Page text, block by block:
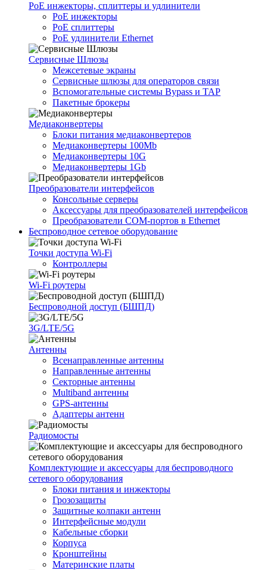
PoE инжекторы, сплиттеры и удлинители
PoE инжекторы
PoE сплиттеры
PoE удлинители Ethernet
Сервисные Шлюзы
Межсетевые экраны
Сервисные шлюзы для операторов связи
Вспомогательные системы Bypass и TAP
Пакетные брокеры
Медиаконвертеры
Блоки питания медиаконвертеров
Медиаконвертеры 100Mb
Медиаконвертеры 10G
Медиаконвертеры 1Gb
Преобразователи интерфейсов
Консольные серверы
Аксессуары для преобразователей интерфейсов
Преобразователи COM-портов в Ethernet
Беспроводное сетевое оборудование
Точки доступа Wi-Fi
Контроллеры
Wi-Fi роутеры
Беспроводной доступ (БШПД)
3G/LTE/5G
Антенны
Всенаправленные антенны
Направленные антенны
Секторные антенны
Multiband антенны
GPS-антенны
Адаптеры антенн
Радиомосты
Комплектующие и аксессуары для беспроводного
сетевого оборудования
Блоки питания и инжекторы
Грозозащиты
Защитные колпаки антенн
Интерфейсные модули
Кабельные сборки
Корпуса
Кронштейны
Материнские платы